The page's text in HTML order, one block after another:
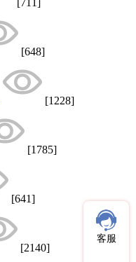
[711]
[648]
[1228]
[1785]
[641]
[2140]
客服